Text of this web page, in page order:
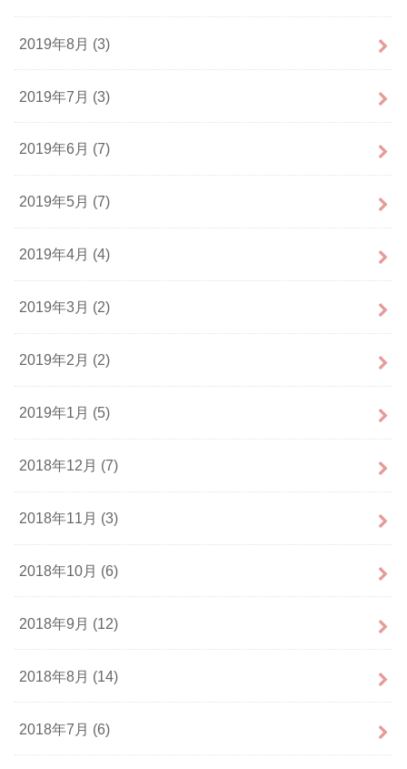
2019年8月 (3)
2019年7月 (3)
2019年6月 (7)
2019年5月 (7)
2019年4月 (4)
2019年3月 (2)
2019年2月 (2)
2019年1月 (5)
2018年12月 (7)
2018年11月 (3)
2018年10月 (6)
2018年9月 (12)
2018年8月 (14)
2018年7月 (6)